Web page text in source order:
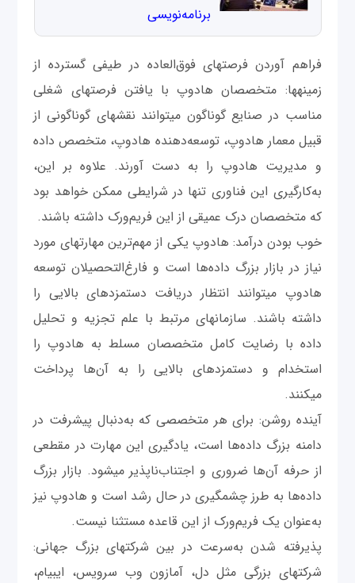
برنامه‌نویسی
فراهم آوردن فرصت‎های فوق‌العاده در طیفی گسترده‎ از
زمینه‎ها: متخصصان هادوپ با یافتن فرصت‎های شغلی
مناسب در صنایع گوناگون می‎توانند نقش‎های گوناگونی از
قبیل معمار هادوپ، توسعه‌دهنده هادوپ، متخصص داده
و مدیریت هادوپ را به دست آورند. علاوه بر این،
به‌کارگیری این فناوری تنها در شرایطی ممکن خواهد بود
که متخصصان درک عمیقی از این فریم‌ورک داشته باشند.
خوب بودن درآمد: هادوپ یکی از مهم‌ترین مهارت‎های مورد
نیاز در بازار بزرگ داده‌ها است و فارغ‌التحصیلان توسعه
هادوپ می‎توانند انتظار دریافت دستمزدهای بالایی را
داشته باشند. سازمان‎های مرتبط با علم تجزیه و تحلیل
داده با رضایت کامل متخصصان مسلط به هادوپ را
استخدام و دستمزدهای بالایی را به آن‌ها پرداخت
می‎کنند.
آینده روشن: برای هر متخصصی که به‌دنبال پیشرفت در
دامنه بزرگ داده‌ها است، یادگیری این مهارت در مقطعی
از حرفه آن‌ها ضروری و اجتناب‌ناپذیر می‎شود. بازار بزرگ
داده‌ها به طرز چشمگيری در حال رشد است و هادوپ نیز
به‌عنوان یک فریم‌ورک از این قاعده مستثنا نیست.
پذیرفته شدن به‌سرعت در بین شرکت‎های بزرگ جهانی:
شرکت‎های بزرگی مثل دل، آمازون وب سرویس، ای‎بی‎ام،